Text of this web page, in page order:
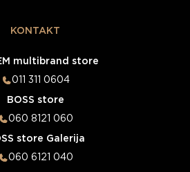
KONTAKT
multibrand store
011 311 0604
BOSS store
060 8121 060
store Galerija
060 6121 040